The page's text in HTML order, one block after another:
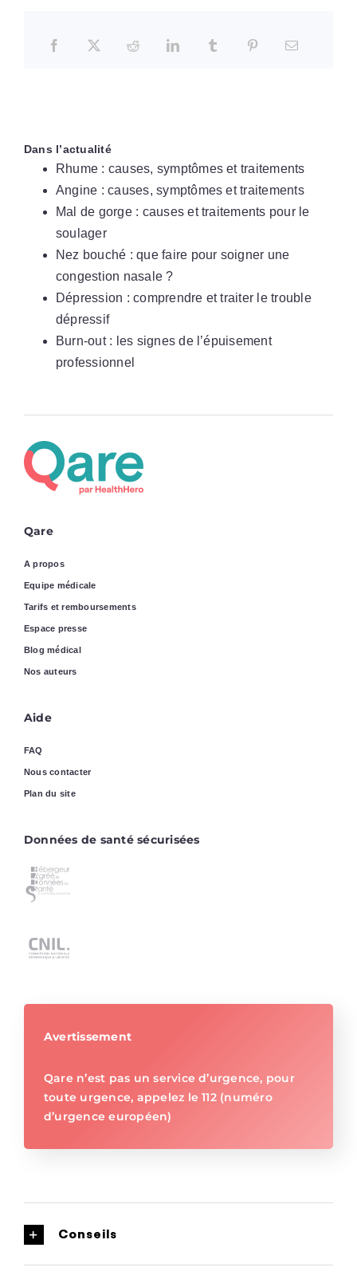
Dans l’actualité
Rhume : causes, symptômes et traitements
Angine : causes, symptômes et traitements
Mal de gorge : causes et traitements pour le
soulager
Nez bouché : que faire pour soigner une
congestion nasale ?
Dépression : comprendre et traiter le trouble
dépressif
Burn-out : les signes de l’épuisement
professionnel
Qare
A propos
Equipe médicale
Tarifs et remboursements
Espace presse
Blog médical
Nos auteurs
Aide
FAQ
Nous contacter
Plan du site
Données de santé sécurisées
Avertissement
Qare n’est pas un service d’urgence, pour
toute urgence, appelez le 112 (numéro
d’urgence européen)
Conseils